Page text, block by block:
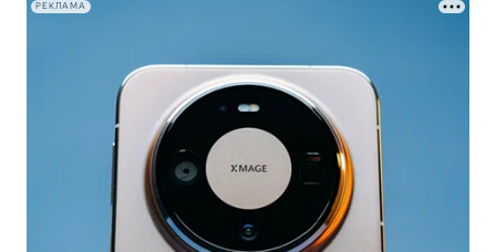
РЕКЛАМА